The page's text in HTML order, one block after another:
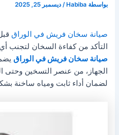
بواسطة Habiba
/ديسمبر 25, 2025
صيانة سخان فريش في الوراق
التأكد من كفاءة السخان لتجنب
صيانة سخان فريش في الوراق
الجهاز، من عنصر التسخين وحتى
لضمان أداء ثابت ومياه ساخنة